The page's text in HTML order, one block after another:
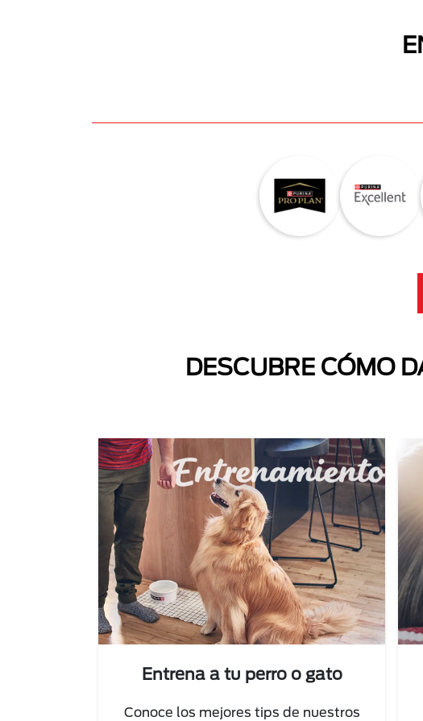
DESCUBRE CÓMO
Entrena a tu perro o gato
Conoce los mejores tips de nuestros